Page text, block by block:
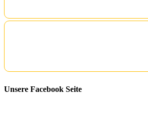
Unsere Facebook Seite